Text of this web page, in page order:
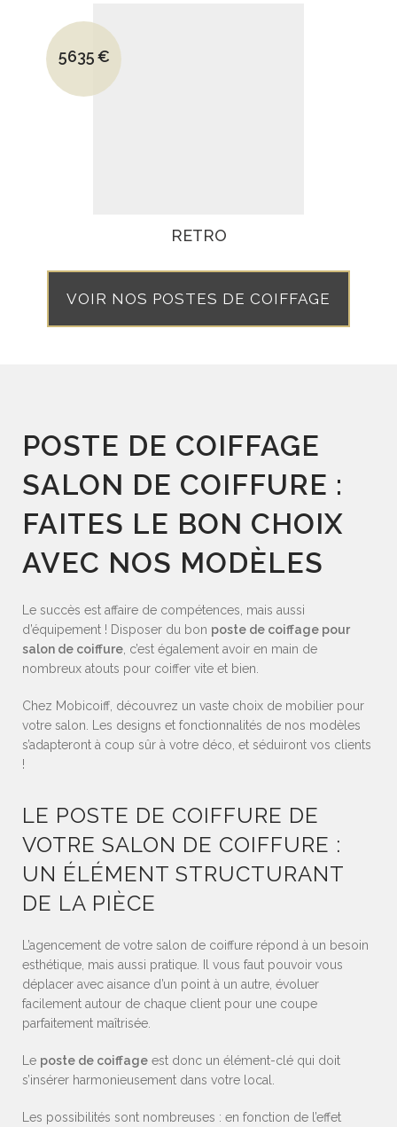
Le prix initial était : 7900€.
5635€
Le prix actuel est : 5635€.
RETRO
VOIR NOS POSTES DE COIFFAGE
POSTE DE COIFFAGE
SALON DE COIFFURE :
FAITES LE BON CHOIX
AVEC NOS MODÈLES
Le succès est affaire de compétences, mais aussi
d’équipement ! Disposer du bon poste de coiffage pour
salon de coiffure, c’est également avoir en main de
nombreux atouts pour coiffer vite et bien.
Chez Mobicoiff, découvrez un vaste choix de mobilier pour
votre salon. Les designs et fonctionnalités de nos modèles
s’adapteront à coup sûr à votre déco, et séduiront vos clients
!
LE POSTE DE COIFFURE DE
VOTRE SALON DE COIFFURE :
UN ÉLÉMENT STRUCTURANT
DE LA PIÈCE
L’agencement de votre salon de coiffure répond à un besoin
esthétique, mais aussi pratique. Il vous faut pouvoir vous
déplacer avec aisance d’un point à un autre, évoluer
facilement autour de chaque client pour une coupe
parfaitement maîtrisée.
Le poste de coiffage est donc un élément-clé qui doit
s’insérer harmonieusement dans votre local.
Les possibilités sont nombreuses : en fonction de l’effet